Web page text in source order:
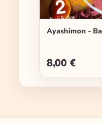
Ayashimon -
Regulärer
8,00 €